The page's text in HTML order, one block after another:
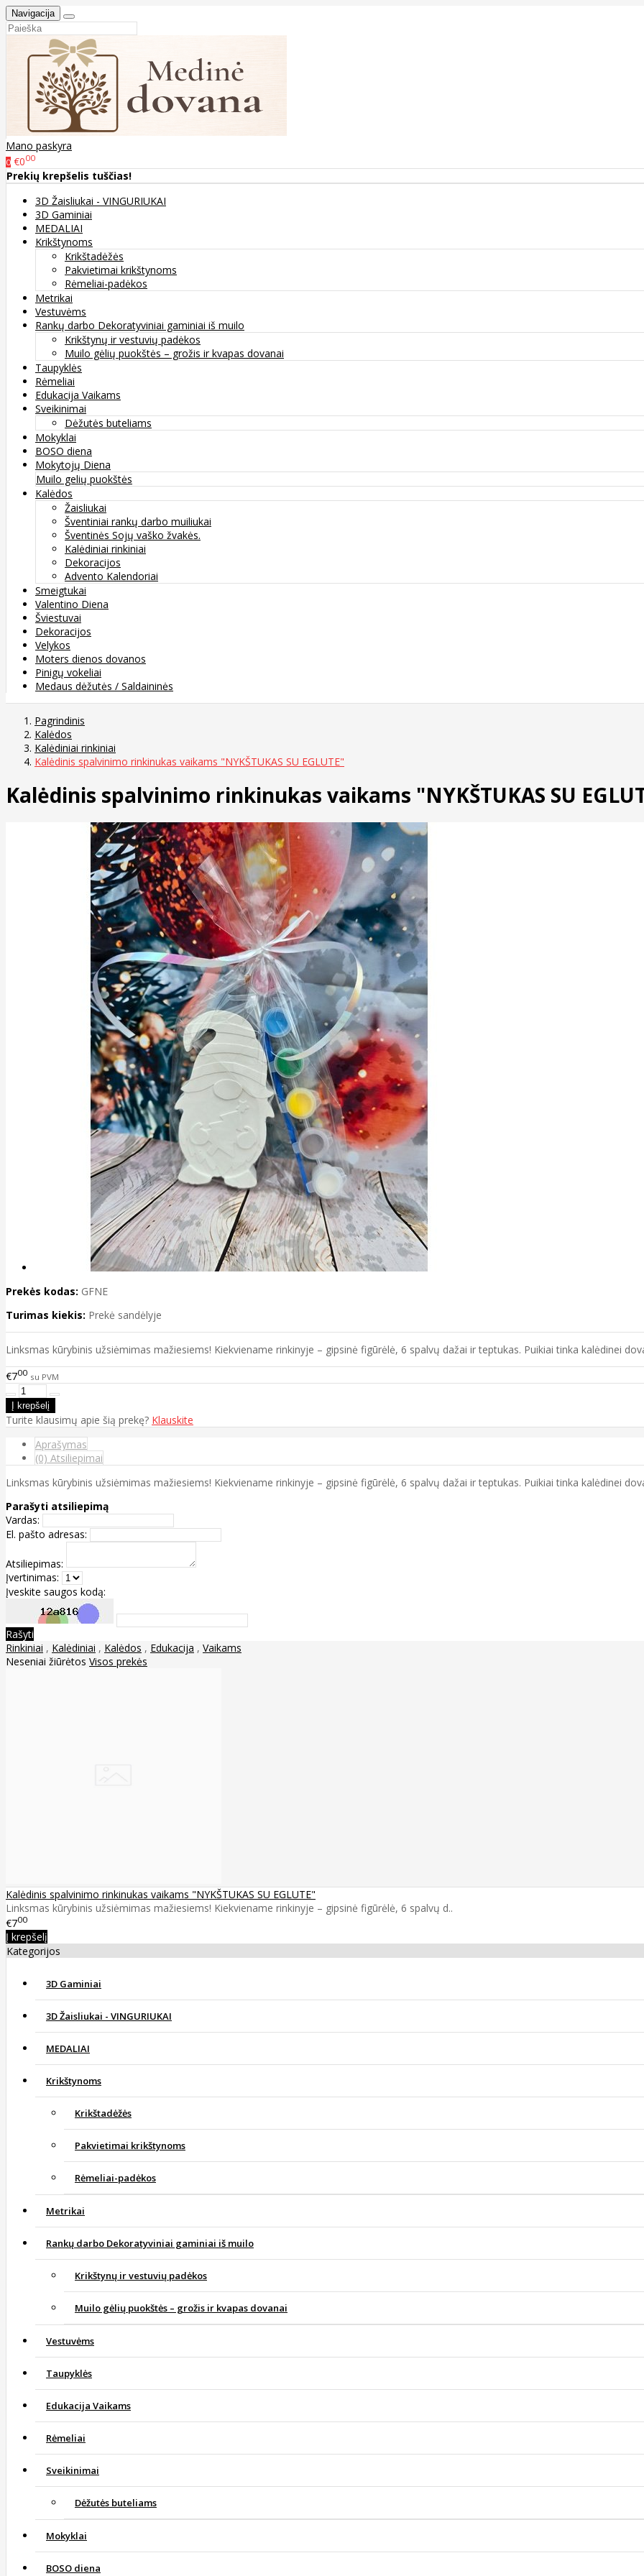
Navigacija
Mano paskyra
0 €000
Prekių krepšelis tuščias!
3D Žaisliukai - VINGURIUKAI
3D Gaminiai
MEDALIAI
Krikštynoms
Krikštadėžės
Pakvietimai krikštynoms
Rėmeliai-padėkos
Metrikai
Vestuvėms
Rankų darbo Dekoratyviniai gaminiai iš muilo
Krikštynų ir vestuvių padėkos
Muilo gėlių puokštės – grožis ir kvapas dovanai
Taupyklės
Rėmeliai
Edukacija Vaikams
Sveikinimai
Dėžutės buteliams
Mokyklai
BOSO diena
Mokytojų Diena
Muilo gelių puokštės
Kalėdos
Žaisliukai
Šventiniai rankų darbo muiliukai
Šventinės Sojų vaško žvakės.
Kalėdiniai rinkiniai
Dekoracijos
Advento Kalendoriai
Smeigtukai
Valentino Diena
Šviestuvai
Dekoracijos
Velykos
Moters dienos dovanos
Pinigų vokeliai
Medaus dėžutės / Saldaininės
Pagrindinis
Kalėdos
Kalėdiniai rinkiniai
Kalėdinis spalvinimo rinkinukas vaikams "NYKŠTUKAS SU EGLUTE"
Kalėdinis spalvinimo rinkinukas vaikams "NYKŠTUKAS SU
Prekės kodas: GFNE
Turimas kiekis: Prekė sandėlyje
Linksmas kūrybinis užsiėmimas mažiesiems! Kiekviename rinkinyje – gipsinė figūrėlė, 6 spalvų dažai ir teptukas. Puikiai tinka kalėdinei
€700 su PVM
Turite klausimų apie šią prekę? Klauskite
Aprašymas
(0) Atsiliepimai
Linksmas kūrybinis užsiėmimas mažiesiems! Kiekviename rinkinyje – gipsinė figūrėlė, 6 spalvų dažai ir teptukas. Puikiai tinka kalėdinei
Parašyti atsiliepimą
Vardas:
El. pašto adresas:
Atsiliepimas:
Įvertinimas:
Įveskite saugos kodą:
Rašyti
Rinkiniai , Kalėdiniai , Kalėdos , Edukacija , Vaikams
Neseniai žiūrėtos Visos prekės
Kalėdinis spalvinimo rinkinukas vaikams "NYKŠTUKAS SU EGLUTE"
Linksmas kūrybinis užsiėmimas mažiesiems! Kiekviename rinkinyje – gipsinė figūrėlė, 6 spalvų d..
€700
Į krepšelį
Kategorijos
3D Gaminiai
3D Žaisliukai - VINGURIUKAI
MEDALIAI
Krikštynoms
Krikštadėžės
Pakvietimai krikštynoms
Rėmeliai-padėkos
Metrikai
Rankų darbo Dekoratyviniai gaminiai iš muilo
Krikštynų ir vestuvių padėkos
Muilo gėlių puokštės – grožis ir kvapas dovanai
Vestuvėms
Taupyklės
Edukacija Vaikams
Rėmeliai
Sveikinimai
Dėžutės buteliams
Mokyklai
BOSO diena